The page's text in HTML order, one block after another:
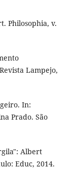
Philosophia, v.
Lampejo,
In:
Prado. São
Albert
Educ, 2014.